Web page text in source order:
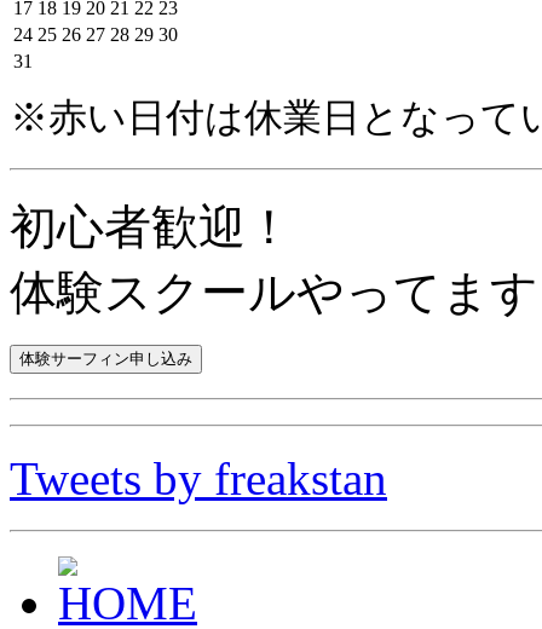
17 18 19 20 21 22 23
24 25 26 27 28 29 30
31
※赤い日付は休業日となって
初心者歓迎！
体験スクールやってま
Tweets by freakstan